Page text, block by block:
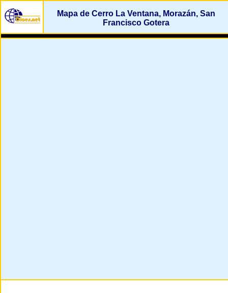
Mapa de Cerro La Ventana, Morazán, San
Francisco Gotera